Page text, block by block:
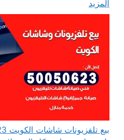
المزيد